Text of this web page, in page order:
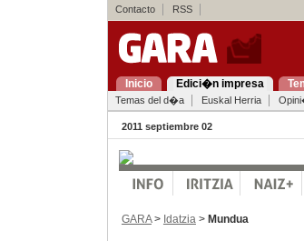
Contacto RSS
Inicio Edici�n impresa
Temas del d�a Euskal Herria
2011 septiembre 02
GARA> Idatzia > Mundua